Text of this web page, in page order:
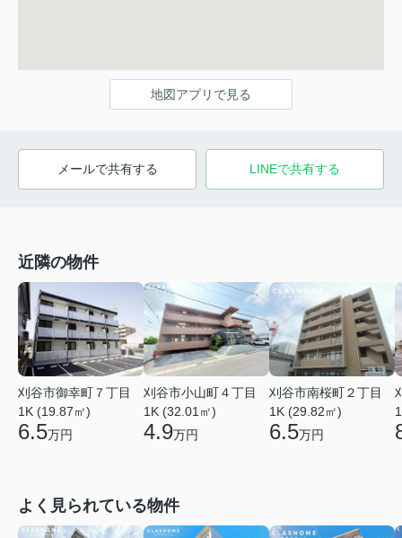
地図アプリで見る
メールで共有する LINEで共有する
近隣の物件
刈谷市御幸町７丁目
1K (19.87㎡)
6.5万円
刈谷市小山町４丁目
1K (32.01㎡)
4.9万円
刈谷市南桜町２丁目
1K (29.82㎡)
6.5万円
よく見られている物件